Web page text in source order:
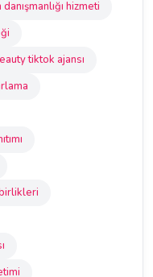
danışmanlığı hizmeti
tiktok ajansı